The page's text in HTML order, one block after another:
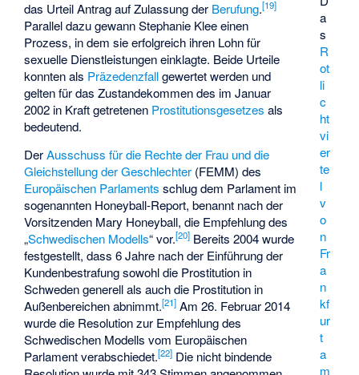
a
s
R
ot
li
c
ht
vi
er
te
l
v
o
n
Fr
a
n
kf
ur
t
a
m
das Urteil Antrag auf Zulassung der Berufung.[19]
Parallel dazu gewannStephanie Kleeeinen
Prozess, in dem sie erfolgreich ihren Lohn für
sexuelle Dienstleistungen einklagte. Beide Urteile
konnten als Präzedenzfallgewertet werden und
gelten für das Zustandekommen des im Januar
2002 in Kraft getretenen Prostitutionsgesetzes als
bedeutend.
DerAusschuss für die Rechte der Frau und die
Gleichstellung der Geschlechter (FEMM) des
Europäischen Parlaments schlug dem Parlament im
sogenannten Honeyball-Report, benannt nach der
Vorsitzenden Mary Honeyball, die Empfehlung des
„Schwedischen Modells“ vor.[20] Bereits 2004 wurde
festgestellt, dass 6 Jahre nach der Einführung der
Kundenbestrafung sowohl die Prostitution in
Schweden generell als auch die Prostitution in
Außenbereichen abnimmt.[21] Am 26. Februar 2014
wurde die Resolution zur Empfehlung des
Schwedischen Modells vom Europäischen
Parlament verabschiedet.[22] Die nicht bindende